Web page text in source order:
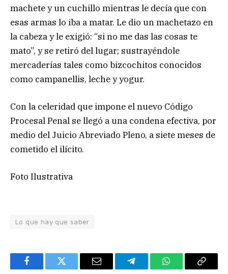
machete y un cuchillo mientras le decía que con
esas armas lo iba a matar. Le dio un machetazo en
la cabeza y le exigió: “si no me das las cosas te
mato”, y se retiró del lugar; sustrayéndole
mercaderías tales como bizcochitos conocidos
como campanellis, leche y yogur.
Con la celeridad que impone el nuevo Código
Procesal Penal se llegó a una condena efectiva, por
medio del Juicio Abreviado Pleno, a siete meses de
cometido el ilícito.
Foto Ilustrativa
Lo que hay que saber
FacebookTwitter Email TelegramWhatsAppCopy